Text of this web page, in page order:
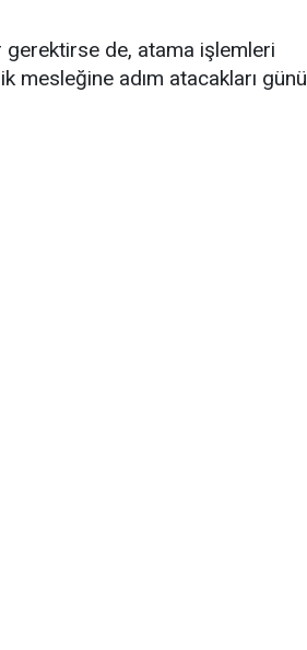
de, atama işlemleri
mesleğine adım atacakları günü